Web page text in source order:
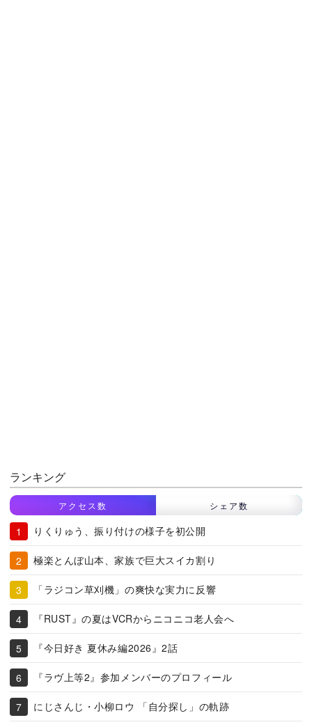
ランキング
アクセス数 シェア数
りくりゅう、振り付けの様子を初公開
極楽とんぼ山本、家族で巨大スイカ割り
「ラジコン草刈機」の爽快な実力に反響
『RUST』の夏はVCRからニコニコ老人会へ
『今日好き 夏休み編2026』2話
『ラヴ上等2』参加メンバーのプロフィール
にじさんじ・小柳ロウ 「自分探し」の軌跡